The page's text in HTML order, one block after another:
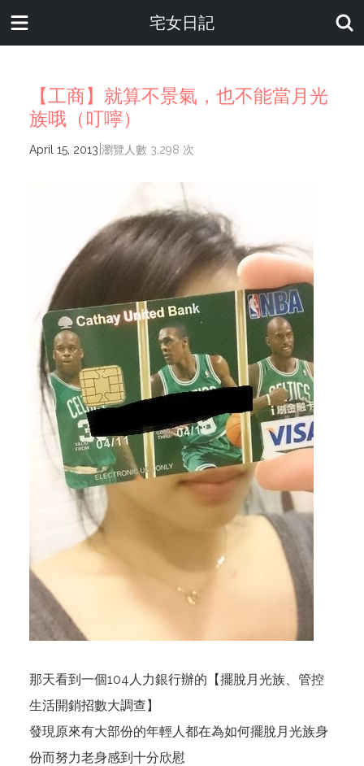
宅女日記
【工商】就算不景氣，也不能當月光
族哦（叮嚀）
April 15, 2013 瀏覽人數 3,298 次
那天看到一個104人力銀行辦的【擺脫月光族、管控
生活開銷招數大調查】
發現原來有大部份的年輕人都在為如何擺脫月光族身
份而努力老身感到十分欣慰